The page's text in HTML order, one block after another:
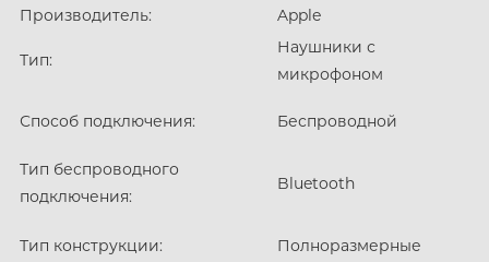
Производитель: Apple
Тип:
Наушники с
микрофоном
Способ подключения: Беспроводной
Тип беспроводного
подключения:
Bluetooth
Тип конструкции: Полноразмерные